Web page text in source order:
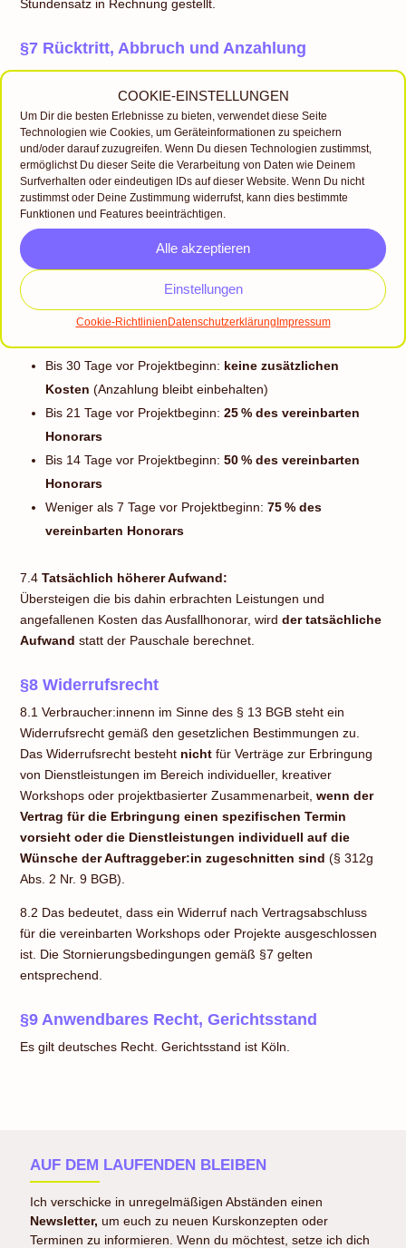
COOKIE-EINSTELLUNGEN
Um Dir die besten Erlebnisse zu bieten, verwendet diese Seite
Technologien wie Cookies, um Geräteinformationen zu speichern
und/oder darauf zuzugreifen. Wenn Du diesen Technologien zustimmst,
ermöglichst Du dieser Seite die Verarbeitung von Daten wie Deinem
Surfverhalten oder eindeutigen IDs auf dieser Website. Wenn Du nicht
zustimmst oder Deine Zustimmung widerrufst, kann dies bestimmte
Funktionen und Features beeinträchtigen.
Alle akzeptieren
Einstellungen
Cookie-RichtlinienDatenschutzerklärungImpressum
Stundensatz in Rechnung gestellt.
§7 Rücktritt, Abbruch und Anzahlung
7.1Anzahlung:
Bei Vertragsabschluss ist eine Anzahlung in Höhe von 20 % des
vereinbarten Honorars fällig. Diese Anzahlung wird
unabhängig vom Projektverlauf einbehalten und auf die
Gesamtsumme angerechnet.
7.2Abbruch während des Projekts:
Bricht die Auftraggeber:in das Projekt nach Beginn ab, sind alle
bis dahin
bereits entstandene
Kosten
vollständig zu vergüten. Die geleistete Anzahlung wird
auf diese Summe angerechnet.
7.3Stornierung vor Projektbeginn (Ausfallhonorar):
Bei Stornierung vor Projektbeginn gilt folgende Staffelung:
Bis 30 Tage vor Projektbeginn: keine zusätzlichen
Kosten (Anzahlung bleibt einbehalten)
Bis 21 Tage vor Projektbeginn:25 % des vereinbarten
Honorars
Bis 14 Tage vor Projektbeginn:50 % des vereinbarten
Honorars
Weniger als 7 Tage vor Projektbeginn:75 % des
vereinbarten Honorars
7.4 Tatsächlich höherer Aufwand:
Übersteigen die bis dahin erbrachten Leistungen und
angefallenen Kosten das Ausfallhonorar, wirdder tatsächliche
Aufwand statt der Pauschale berechnet.
§8Widerrufsrecht
8.1 Verbraucher:innenn im Sinne des § 13 BGB steht ein
Widerrufsrecht gemäß den gesetzlichen Bestimmungen zu.
Das Widerrufsrecht besteht nicht für Verträge zur Erbringung
von Dienstleistungen im Bereich individueller, kreativer
Workshops oder projektbasierter Zusammenarbeit,wenn der
Vertrag für die Erbringung einen spezifischen Termin
vorsieht oder die Dienstleistungen individuell auf die
Wünsche der Auftraggeber:in zugeschnitten sind (§ 312g
Abs. 2 Nr. 9 BGB).
8.2 Das bedeutet, dass ein Widerruf nach Vertragsabschluss
für die vereinbarten Workshops oder Projekte ausgeschlossen
ist. Die Stornierungsbedingungen gemäß §7 gelten
entsprechend.
§9 Anwendbares Recht, Gerichtsstand
Es gilt deutsches Recht. Gerichtsstand ist Köln.
AUF DEM LAUFENDEN BLEIBEN
Ich verschicke in unregelmäßigen Abständen einen
Newsletter, um euch zu neuen Kurskonzepten oder
Terminen zu informieren. Wenn du möchtest, setze ich dich